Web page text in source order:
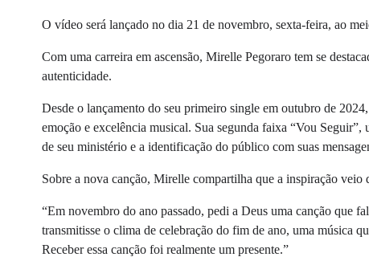
O vídeo será lançado no dia 21 de novembro, sexta-feira, ao
Com uma carreira em ascensão, Mirelle Pegoraro tem se
autenticidade.
Desde o lançamento do seu primeiro single em outubro de
emoção e excelência musical. Sua segunda faixa “Vou
de seu ministério e a identificação do público com suas
Sobre a nova canção, Mirelle compartilha que a inspiração veio
“Em novembro do ano passado, pedi a Deus uma canção que
transmitisse o clima de celebração do fim de ano, uma música
Receber essa canção foi realmente um presente.”